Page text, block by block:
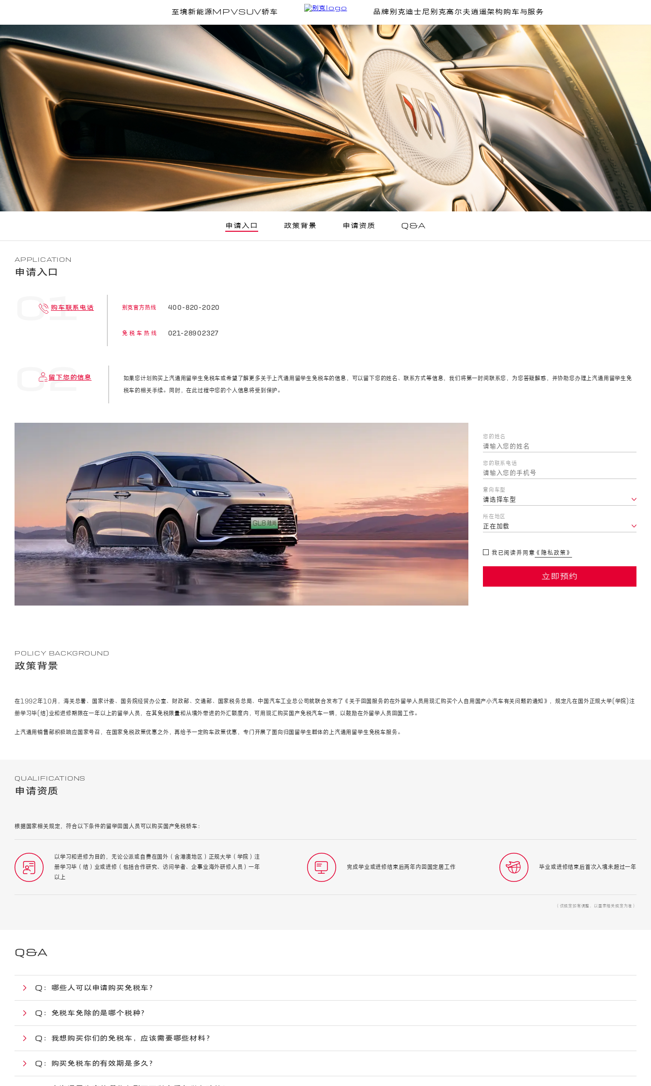
至境新能源MPVSUV轿车 品牌别克迪士尼别克高尔夫逍遥架构购车与服务
申请入口 政策背景 申请资质 Q&A
APPLICATION
申请入口
购车联系电话 别克官方热线 400-820-2020
免税车热线 021-28902327
留下您的信息
如果您计划购买上汽通用留学生免税车或希望了解更多关于上汽通用留学生免税车的信息，可以留下您的姓名、联系方式等信息，我们将第一时间联系您，为您答疑解惑，并协助您办理上汽通用留学生免
税车的相关手续。同时，在此过程中您的个人信息将受到保护。
您的姓名
您的联系电话
意向车型
所在地区
我已阅读并同意 《隐私政策》
立即预约
POLICY BACKGROUND
政策背景
在1992年10月，海关总署、国家计委、国务院经贸办公室、财政部、交通部、国家税务总局、中国汽车工业总公司就联合发布了《关于回国服务的在外留学人员用现汇购买个人自用国产小汽车有关问题的通知》，规定凡在国外正规大学(学院)注
册学习毕(结)业和进修期限在一年以上的留学人员，在其免税限量和从境外带进的外汇额度内，可用现汇购买国产免税汽车一辆，以鼓励在外留学人员回国工作。
上汽通用销售部积极响应国家号召，在国家免税政策优惠之外，再给予一定购车政策优惠，专门开展了面向归国留学生群体的上汽通用留学生免税车服务。
QUALIFICATIONS
申请资质
根据国家相关规定，符合以下条件的留学回国人员可以购买国产免税轿车：
以学习和进修为目的，无论公派或自费在国外（含港澳地区）正规大学（学院）注
册学习毕（结）业或进修（包括合作研究、访问学者、企事业海外研修人员）一年
以上
完成学业或进修结束后两年内回国定居工作 毕业或进修结束后首次入境未超过一年
（该规定如有调整，以国家相关规定为准）
Q&A
Q： 哪些人可以申请购买免税车？
Q： 免税车免除的是哪个税种？
Q： 我想购买你们的免税车，应该需要哪些材料？
Q： 购买免税车的有效期是多久？